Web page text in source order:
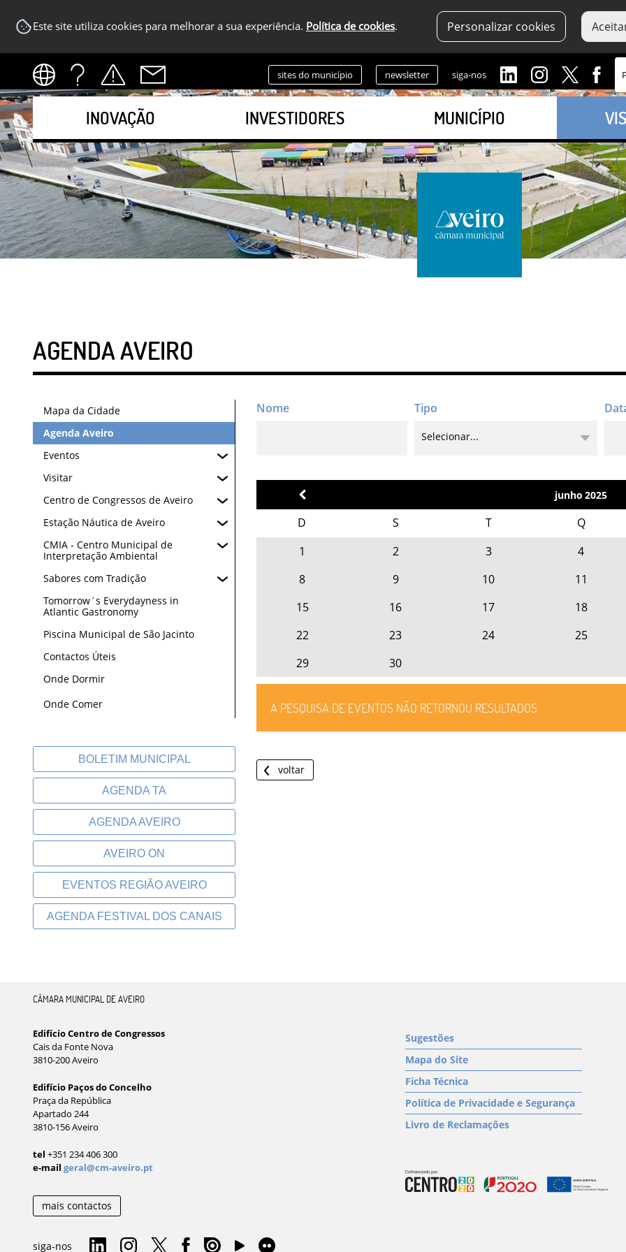
Este site utiliza cookies para melhorar a sua experiência. Política de cookies. Personalizar cookies
sites do município newsletter siga-nos
INOVAÇÃO INVESTIDORES MUNICÍPIO
AGENDA AVEIRO
Mapa da Cidade
Agenda Aveiro
Eventos
Visitar
Centro de Congressos de Aveiro
Estação Náutica de Aveiro
CMIA - Centro Municipal de
Interpretação Ambiental
Sabores com Tradição
Tomorrow´s Everydayness in
Atlantic Gastronomy
Piscina Municipal de São Jacinto
Contactos Úteis
Onde Dormir
Onde Comer
BOLETIM MUNICIPAL
AGENDA TA
AGENDA AVEIRO
AVEIRO ON
EVENTOS REGIÃO AVEIRO
AGENDA FESTIVAL DOS CANAIS
junho 2025
D S T Q
1
2 3 4
8
9 10 11
15
16 17 18
22
23 24 25
29
30
A PESQUISA DE EVENTOS NÃO RETORNOU RESULTADOS.
voltar
CÂMARA MUNICIPAL DE AVEIRO
Edifício Centro de Congressos
Cais da Fonte Nova
3810-200 Aveiro
Edifício Paços do Concelho
Praça da República
Apartado 244
3810-156 Aveiro
tel +351 234 406 300
e-mail geral@cm-aveiro.pt
mais contactos
siga-nos
Sugestões
Mapa do Site
Ficha Técnica
Política de Privacidade e Segurança
Livro de Reclamações